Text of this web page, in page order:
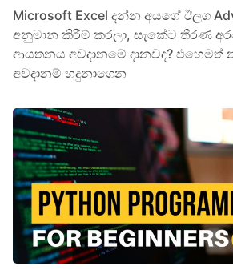
Microsoft Excel දන්න අයගේ ඊලග
අනුමාන කිරීම් කරලා, සැකේට තීරණ
ආයතනය අවදානමේ දානවද? එහෙමත්
අවදානම් හදුනාගෙන